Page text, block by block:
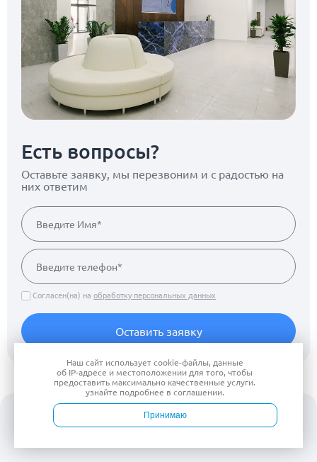
Есть вопросы?
Оставьте заявку, мы перезвоним и с радостью на
них ответим
Согласен(на) на обработку персональных данных
Оставить заявку
Наш сайт используетcookie-файлы, данные
об IP-адресе и местоположении для того, чтобы
предоставить максимально качественные услуги.
узнайте подробнее в соглашении.
Принимаю